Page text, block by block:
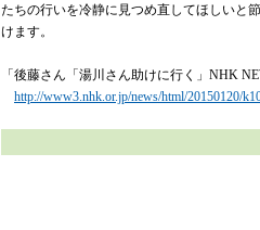
たちの行いを冷静に見つめ直してほしいと
けます。
「後藤さん「湯川さん助けに行く」NHK
http://www3.nhk.or.jp/news/html/20150120/